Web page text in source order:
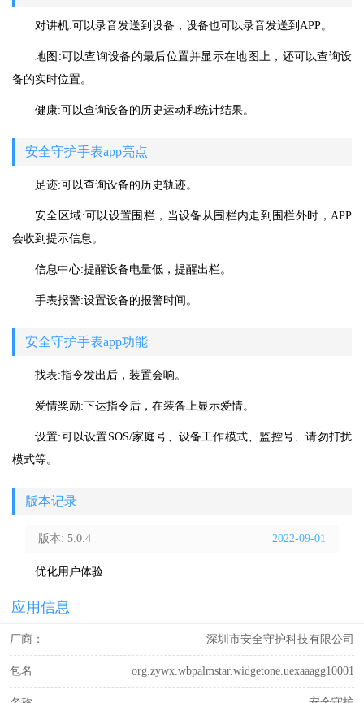
对讲机:可以录音发送到设备，设备也可以录音发送到APP。
地图:可以查询设备的最后位置并显示在地图上，还可以查询设
备的实时位置。
健康:可以查询设备的历史运动和统计结果。
安全守护手表app亮点
足迹:可以查询设备的历史轨迹。
安全区域:可以设置围栏，当设备从围栏内走到围栏外时，APP
会收到提示信息。
信息中心:提醒设备电量低，提醒出栏。
手表报警:设置设备的报警时间。
安全守护手表app功能
找表:指令发出后，装置会响。
爱情奖励:下达指令后，在装备上显示爱情。
设置:可以设置SOS/家庭号、设备工作模式、监控号、请勿打扰
模式等。
版本记录
2022-09-01
版本: 5.0.4
优化用户体验
应用信息
厂商： 深圳市安全守护科技有限公司
包名 org.zywx.wbpalmstar.widgetone.uexaaagg10001